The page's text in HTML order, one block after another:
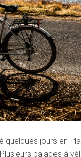
quelques jours en
balades à